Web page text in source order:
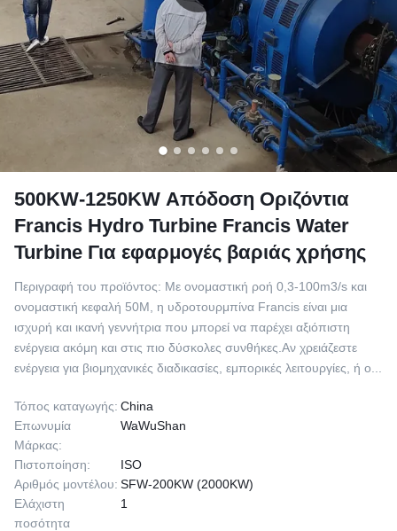
500KW-1250KW Απόδοση Οριζόντια
Francis Hydro Turbine Francis Water
Turbine Για εφαρμογές βαριάς χρήσης
Περιγραφή του προϊόντος: Με ονομαστική ροή 0,3-100m3/s και
ονομαστική κεφαλή 50M, η υδροτουρμπίνα Francis είναι μια
ισχυρή και ικανή γεννήτρια που μπορεί να παρέχει αξιόπιστη
ενέργεια ακόμη και στις πιο δύσκολες συνθήκες.Αν χρειάζεστε
ενέργεια για βιομηχανικές διαδικασίες, εμπορικές λειτουργίες, ή ο...
Τόπος καταγωγής: China
Επωνυμία
Μάρκας:
WaWuShan
Πιστοποίηση:
ISO
Αριθμός μοντέλου: SFW-200KW (2000KW)
Ελάχιστη
ποσότητα
1